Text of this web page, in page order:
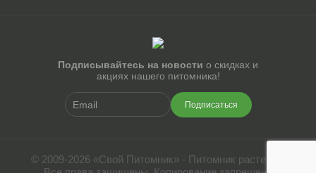
Подписывайтесь на новости о скидках и
акциях нашего питомника!
Подписаться
© 2009-2026 «Свой Питомник» - Питомник растений.